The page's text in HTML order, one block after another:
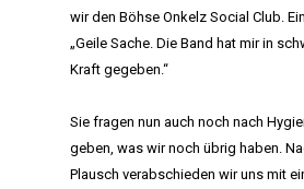
wir den Böhse Onkelz Social Club.
„Geile Sache. Die Band hat mir in
Kraft gegeben.“
Sie fragen nun auch noch nach
geben, was wir noch übrig haben.
Plausch verabschieden wir uns mit